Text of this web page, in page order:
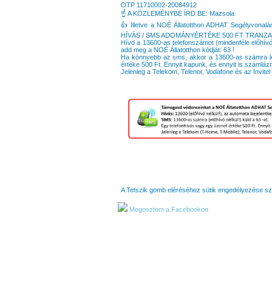
OTP 11710002-20084912
☝️ A KÖZLEMÉNYBE ÍRD BE: Mazsola
👍 Illetve a NOÉ Állatotthon ADHAT
HÍVÁS / SMS ADOMÁNYÉRTÉKE 500 FT
Hívd a 13600-as telefonszámot (mindenféle
add meg a NOÉ Állatotthon kódját: 63 !
Ha könnyebb az sms, akkor a 13600-as számra
értéke 500 Ft. Ennyit kapunk, és ennyit is
Jelenleg a Telekom, Telenor, Vodafone és az
A Tetszik gomb eléréséhez sütik engedélyezése
Megosztom a Facebookon